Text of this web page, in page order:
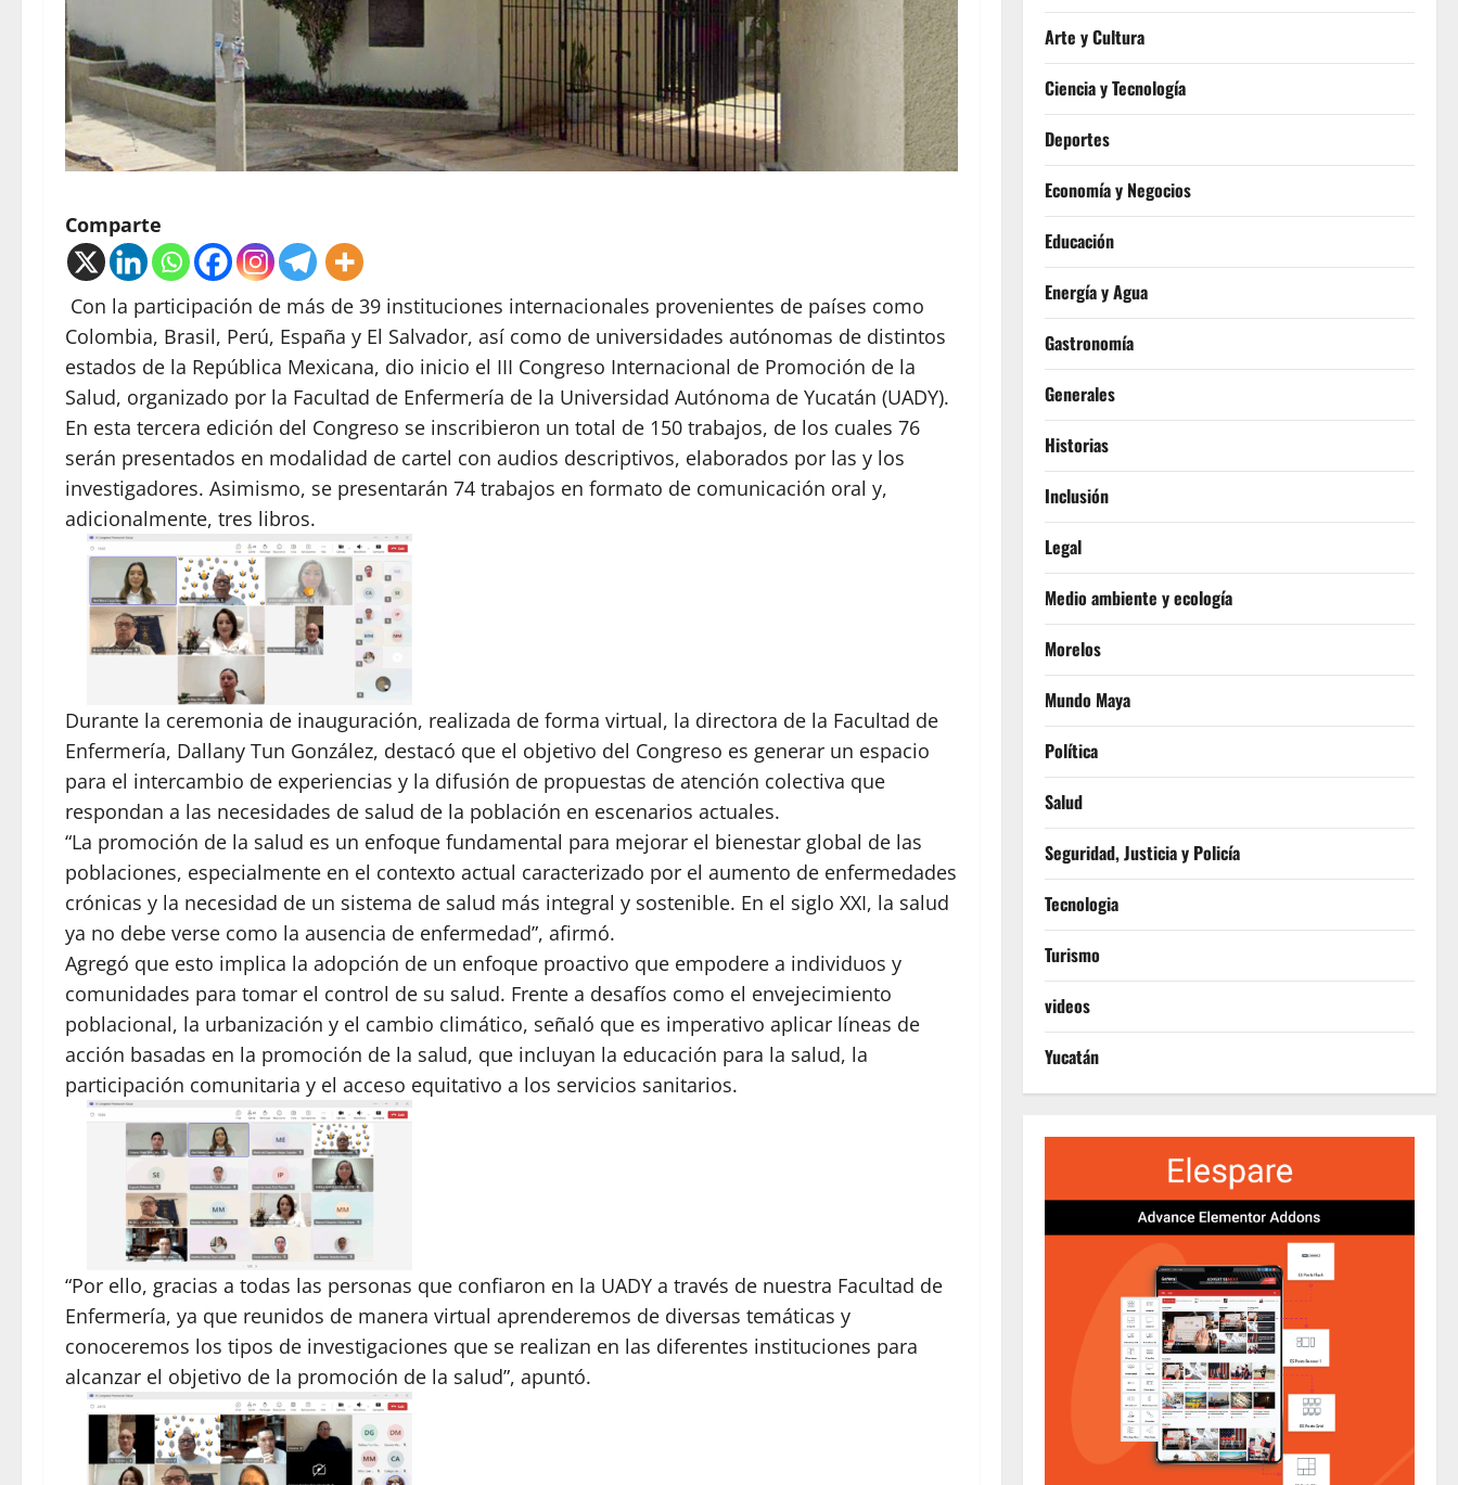
Comparte
Con la participación de más de 39 instituciones internacionales provenientes de países como
Colombia, Brasil, Perú, España y El Salvador, así como de universidades autónomas de distintos
estados de la República Mexicana, dio inicio el III Congreso Internacional de Promoción de la
Salud, organizado por la Facultad de Enfermería de la Universidad Autónoma de Yucatán (UADY).
En esta tercera edición del Congreso se inscribieron un total de 150 trabajos, de los cuales 76
serán presentados en modalidad de cartel con audios descriptivos, elaborados por las y los
investigadores. Asimismo, se presentarán 74 trabajos en formato de comunicación oral y,
adicionalmente, tres libros.
Durante la ceremonia de inauguración, realizada de forma virtual, la directora de la Facultad de
Enfermería, Dallany Tun González, destacó que el objetivo del Congreso es generar un espacio
para el intercambio de experiencias y la difusión de propuestas de atención colectiva que
respondan a las necesidades de salud de la población en escenarios actuales.
“La promoción de la salud es un enfoque fundamental para mejorar el bienestar global de las
poblaciones, especialmente en el contexto actual caracterizado por el aumento de enfermedades
crónicas y la necesidad de un sistema de salud más integral y sostenible. En el siglo XXI, la salud
ya no debe verse como la ausencia de enfermedad”, afirmó.
Agregó que esto implica la adopción de un enfoque proactivo que empodere a individuos y
comunidades para tomar el control de su salud. Frente a desafíos como el envejecimiento
poblacional, la urbanización y el cambio climático, señaló que es imperativo aplicar líneas de
acción basadas en la promoción de la salud, que incluyan la educación para la salud, la
participación comunitaria y el acceso equitativo a los servicios sanitarios.
“Por ello, gracias a todas las personas que confiaron en la UADY a través de nuestra Facultad de
Enfermería, ya que reunidos de manera virtual aprenderemos de diversas temáticas y
conoceremos los tipos de investigaciones que se realizan en las diferentes instituciones para
alcanzar el objetivo de la promoción de la salud”, apuntó.
Arte y Cultura
Ciencia y Tecnología
Deportes
Economía y Negocios
Educación
Energía y Agua
Gastronomía
Generales
Historias
Inclusión
Legal
Medio ambiente y ecología
Morelos
Mundo Maya
Política
Salud
Seguridad, Justicia y Policía
Tecnologia
Turismo
videos
Yucatán